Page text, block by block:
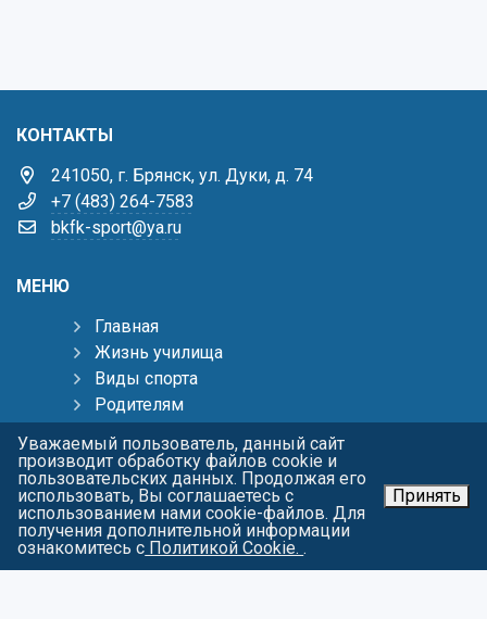
КОНТАКТЫ
241050, г. Брянск, ул. Дуки, д. 74
+7 (483) 264-7583
bkfk-sport@ya.ru
МЕНЮ
Главная
Жизнь училища
Виды спорта
Родителям
Пресс-центр
Контакты
Карта сайта
О персональных данных
Уважаемый пользователь, данный сайт
производит обработку файлов cookie и
пользовательских данных. Продолжая его
использовать, Вы соглашаетесь с
использованием нами cookie-файлов. Для
получения дополнительной информации
ознакомитесь с Политикой Cookie..
Принять